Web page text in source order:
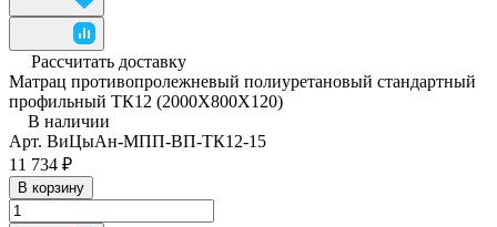
Рассчитать доставку
Матрац противопролежневый полиуретановый стандартный
профильный ТК12 (2000Х800Х120)
В наличии
Арт. ВиЦыАн-МПП-ВП-ТК12-15
11 734 ₽
В корзину